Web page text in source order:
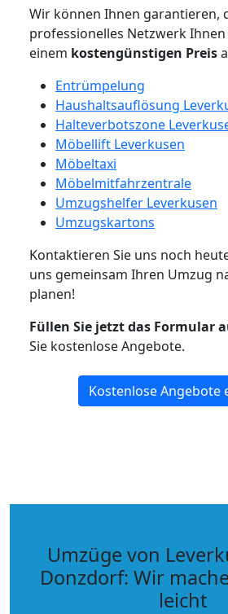
Wir können Ihnen garantieren,
professionelles Netzwerk Ihnen
einem kostengünstigen Preis
Entrümpelung
Haushaltsauflösung
Halteverbotszone
Möbellift Leverkusen
Möbeltaxi
Möbelmitfahrzentrale
Umzugshelfer Leverkusen
Umzugskartons
Kontaktieren Sie uns noch
uns gemeinsam Ihren Umzug
planen!
Füllen Sie jetzt das Formular
Sie kostenlose Angebote.
Kostenlose Angebote
Umzüge von
Donzdorf: Wir
leicht